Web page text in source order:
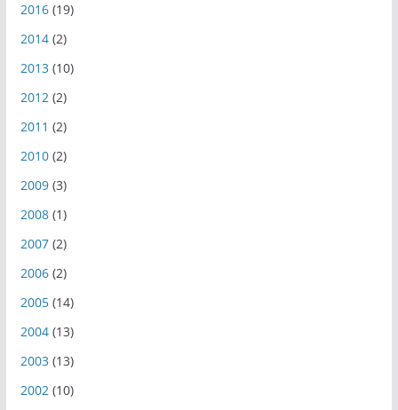
2016(19)
2014(2)
2013(10)
2012(2)
2011 (2)
2010(2)
2009(3)
2008(1)
2007(2)
2006(2)
2005(14)
2004(13)
2003(13)
2002(10)